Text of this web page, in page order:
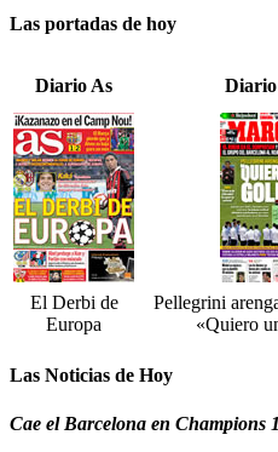
Las portadas de hoy
Diario As
El Derbi de
Europa
Pellegrini
«Quiero
Las Noticias de Hoy
Cae el Barcelona en Champions